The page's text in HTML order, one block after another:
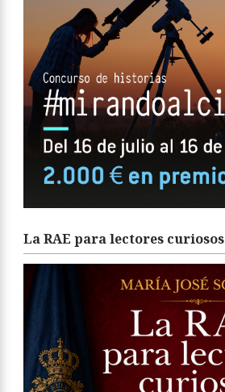
La RAE para lectores curiosos